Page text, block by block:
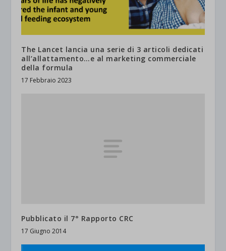
The Lancet lancia una serie di 3 articoli dedicati
all’allattamento…e al marketing commerciale
della formula
17 Febbraio 2023
Pubblicato il 7° Rapporto CRC
17 Giugno 2014